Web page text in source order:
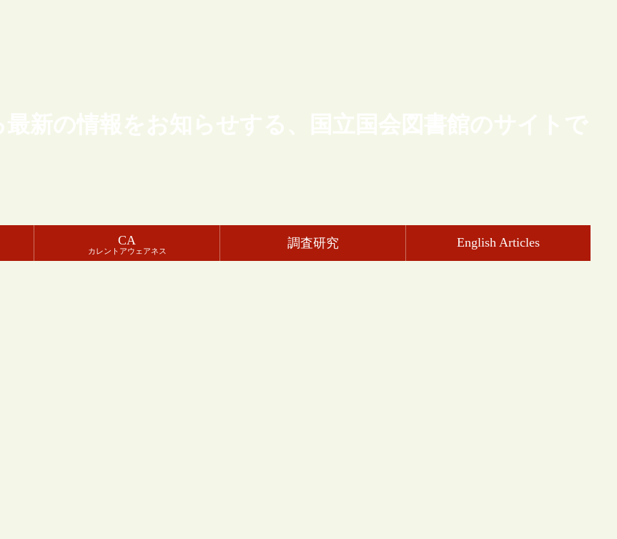
新の情報をお知らせする、国立国会図書館のサイトで
CA
カレントアウェアネス
調査研究 English Articles